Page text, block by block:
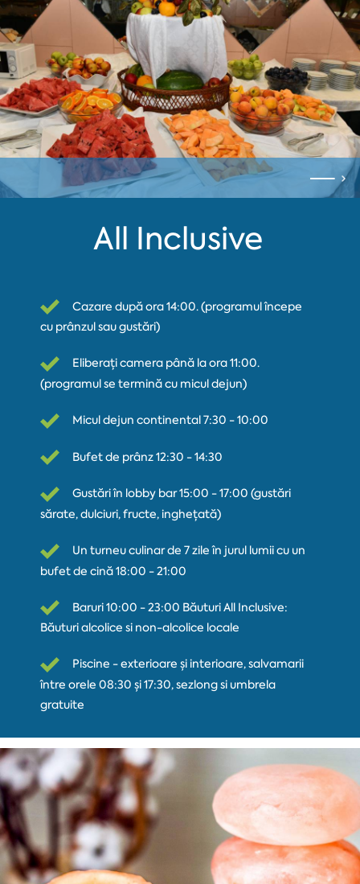
All Inclusive
Cazare după ora 14:00. (programul începe
cu prânzul sau gustări)
Eliberați camera până la ora 11:00.
(programul se termină cu micul dejun)
Micul dejun continental 7:30 - 10:00
Bufet de prânz 12:30 - 14:30
Gustări în lobby bar 15:00 - 17:00 (gustări
sărate, dulciuri, fructe, inghețată)
Un turneu culinar de 7 zile în jurul lumii cu un
bufet de cină 18:00 - 21:00
Baruri 10:00 - 23:00 Băuturi All Inclusive:
Băuturi alcolice si non-alcolice locale
Piscine - exterioare și interioare, salvamarii
între orele 08:30 și 17:30, sezlong si umbrela
gratuite